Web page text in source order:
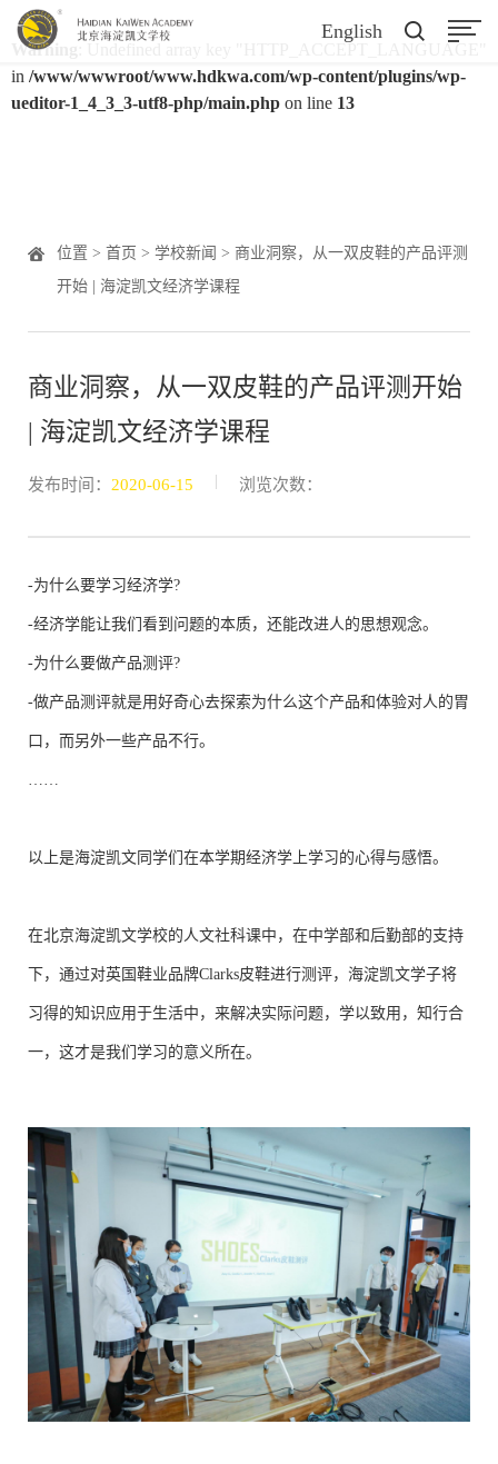
Warning
in /www/wwwroot/www.hdkwa.com/wp-content/plugins/wp-
ueditor-1_4_3_3-utf8-php/main.php on line 13
English
位置 > 首页 > 学校新闻 > 商业洞察，从一双皮鞋的产品评测
开始 | 海淀凯文经济学课程
商业洞察，从一双皮鞋的产品评测开始
| 海淀凯文经济学课程
发布时间： 2020-06-15 浏览次数：
-为什么要学习经济学?
-经济学能让我们看到问题的本质，还能改进人的思想观念。
-为什么要做产品测评?
-做产品测评就是用好奇心去探索为什么这个产品和体验对人的胃
口，而另外一些产品不行。
……
以上是海淀凯文同学们在本学期经济学上学习的心得与感悟。
在北京海淀凯文学校的人文社科课中，在中学部和后勤部的支持
下，通过对英国鞋业品牌Clarks皮鞋进行测评，海淀凯文学子将
习得的知识应用于生活中，来解决实际问题，学以致用，知行合
一，这才是我们学习的意义所在。